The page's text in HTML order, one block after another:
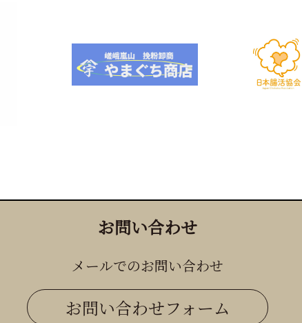
お問い合わせ
メールでのお問い合わせ
お問い合わせフォーム